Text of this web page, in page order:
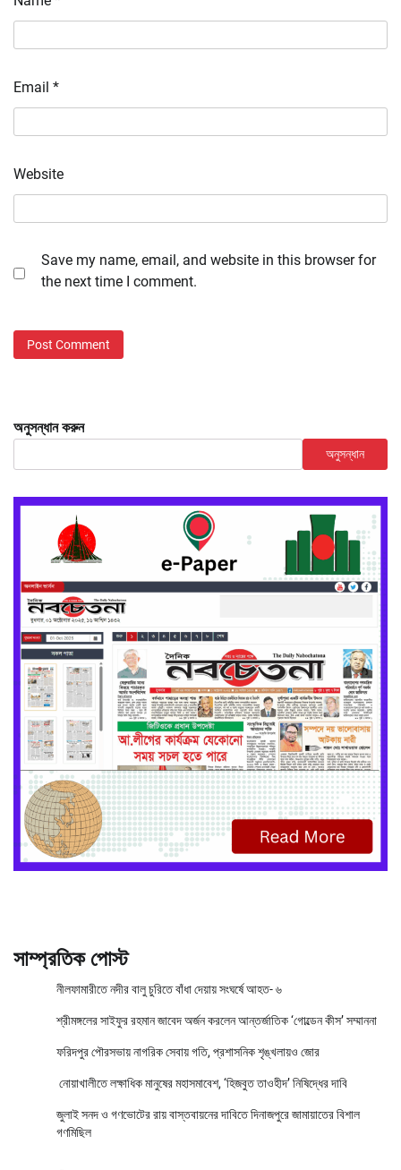
Email *
Website
Save my name, email, and website in this browser for
the next time I comment.
অনুসন্ধান করুন
অনুসন্ধান
সাম্প্রতিক পোস্ট
নীলফামারীতে নদীর বালু চুরিতে বাঁধা দেয়ায় সংঘর্ষে আহত- ৬
শ্রীমঙ্গলের সাইফুর রহমান জাবেদ অর্জন করলেন আন্তর্জাতিক ‘গোল্ডেন কীস’ সম্মাননা
ফরিদপুর পৌরসভায় নাগরিক সেবায় গতি, প্রশাসনিক শৃঙ্খলায়ও জোর
নোয়াখালীতে লক্ষাধিক মানুষের মহাসমাবেশ, ‘হিজবুত তাওহীদ’ নিষিদ্ধের দাবি
জুলাই সনদ ও গণভোটের রায় বাস্তবায়নের দাবিতে দিনাজপুরে জামায়াতের বিশাল
গণমিছিল